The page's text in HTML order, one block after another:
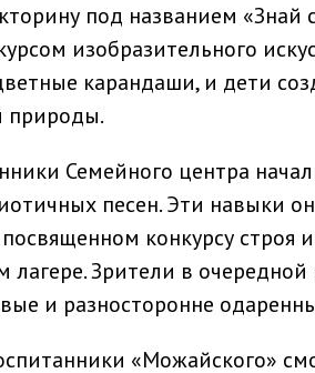
под названием «Знай
изобразительного
карандаши, и дети
природы.
Семейного центра
песен. Эти навыки
конкурсу строя
лагере. Зрители в очередной
и разносторонне
«Можайского»